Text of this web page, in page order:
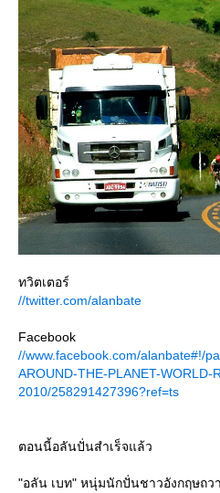
ทวิตเตอร์
//twitter.com/alanbate
Facebook
//www.facebook.com/alanbate#!/
AROUND-THE-PLANET-WORLD-
2010/258291427396?ref=ts
ตอนนี้อลันปั่นสำเร็จแล้ว
"อลัน เบท" หนุ่มนักปั่นชาวอังกฤษถ